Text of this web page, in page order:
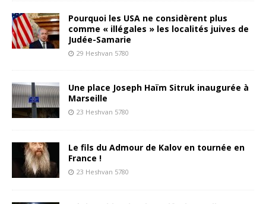
Pourquoi les USA ne considèrent plus
comme « illégales » les localités juives de
Judée-Samarie
29 Heshvan 5780
Une place Joseph Haïm Sitruk inaugurée à
Marseille
23 Heshvan 5780
Le fils du Admour de Kalov en tournée en
France !
23 Heshvan 5780